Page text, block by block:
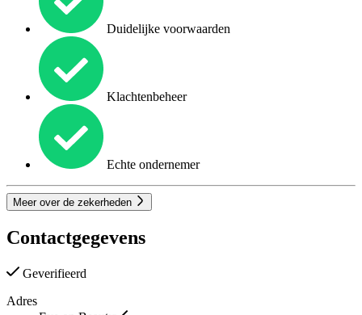
Duidelijke voorwaarden
Klachtenbeheer
Echte ondernemer
Meer over de zekerheden
Contactgegevens
Geverifieerd
Adres